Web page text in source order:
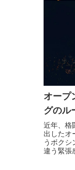
オープ
グのル
近年、格
出したオ
うボクシ
違う緊張